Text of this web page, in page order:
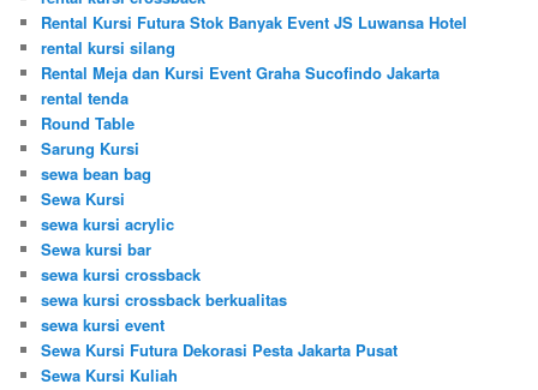
Rental Kursi Futura Stok Banyak Event JS Luwansa Hotel
rental kursi silang
Rental Meja dan Kursi Event Graha Sucofindo Jakarta
rental tenda
Round Table
Sarung Kursi
sewa bean bag
Sewa Kursi
sewa kursi acrylic
Sewa kursi bar
sewa kursi crossback
sewa kursi crossback berkualitas
sewa kursi event
Sewa Kursi Futura Dekorasi Pesta Jakarta Pusat
Sewa Kursi Kuliah